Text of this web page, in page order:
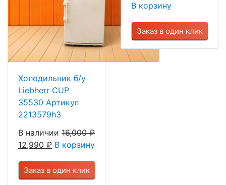
Холодильник б/у
Liebherr CUP
35530 Артикул
2213579h3
В наличии 16,000₽
12,990 ₽ В корзину
Заказ в один клик
В корзину
Заказ в один клик